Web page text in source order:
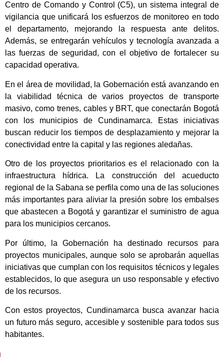
Centro de Comando y Control (C5), un sistema integral de
vigilancia que unificará los esfuerzos de monitoreo en todo
el departamento, mejorando la respuesta ante delitos.
Además, se entregarán vehículos y tecnología avanzada a
las fuerzas de seguridad, con el objetivo de fortalecer su
capacidad operativa.
En el área de movilidad, la Gobernación está avanzando en
la viabilidad técnica de varios proyectos de transporte
masivo, como trenes, cables y BRT, que conectarán Bogotá
con los municipios de Cundinamarca. Estas iniciativas
buscan reducir los tiempos de desplazamiento y mejorar la
conectividad entre la capital y las regiones aledañas.
Otro de los proyectos prioritarios es el relacionado con la
infraestructura hídrica. La construcción del acueducto
regional de la Sabana se perfila como una de las soluciones
más importantes para aliviar la presión sobre los embalses
que abastecen a Bogotá y garantizar el suministro de agua
para los municipios cercanos.
Por último, la Gobernación ha destinado recursos para
proyectos municipales, aunque solo se aprobarán aquellas
iniciativas que cumplan con los requisitos técnicos y legales
establecidos, lo que asegura un uso responsable y efectivo
de los recursos.
Con estos proyectos, Cundinamarca busca avanzar hacia
un futuro más seguro, accesible y sostenible para todos sus
habitantes.